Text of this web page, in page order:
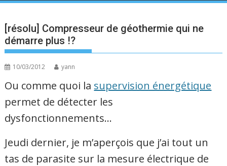
[résolu] Compresseur de géothermie qui ne
démarre plus !?
10/03/2012 yann
Ou comme quoi la supervision énergétique
permet de détecter les
dysfonctionnements…
Jeudi dernier, je m’aperçois que j’ai tout un
tas de parasite sur la mesure électrique de